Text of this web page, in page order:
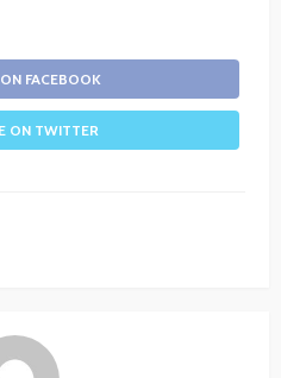
FACEBOOK
ON TWITTER